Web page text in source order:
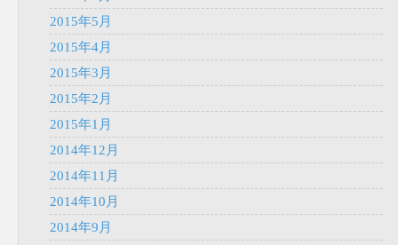
2015年5月
2015年4月
2015年3月
2015年2月
2015年1月
2014年12月
2014年11月
2014年10月
2014年9月